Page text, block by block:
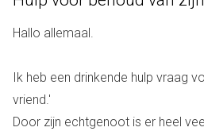
Hallo allemaal.
Ik heb een drinkende hulp vraag
vriend.'
Door zijn echtgenoot is er heel